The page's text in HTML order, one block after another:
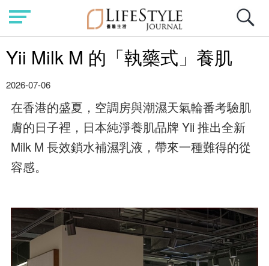
Yii Milk M 的「執藥式」養肌
2026-07-06
在香港的盛夏，空調房與潮濕天氣輪番考驗肌
膚的日子裡，日本純淨養肌品牌 Yii 推出全新
Milk M 長效鎖水補濕乳液，帶來一種難得的從
容感。